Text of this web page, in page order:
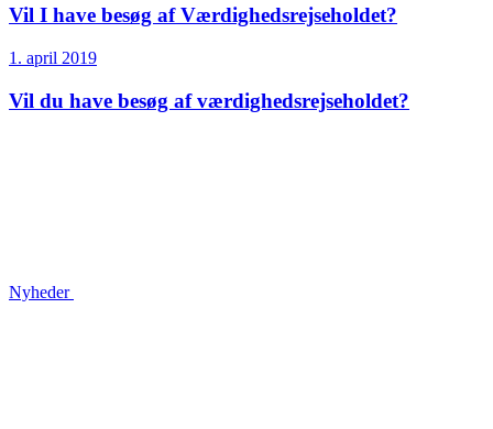
Vil I have besøg af Værdigheds­rejseholdet?
1. april 2019
Vil du have besøg af værdighedsrejseholdet?
Nyheder